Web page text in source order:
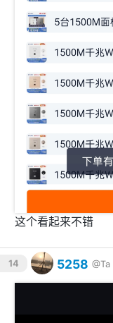
这个看起来不错
14 5258 @Ta